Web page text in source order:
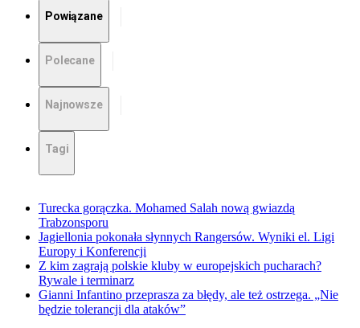
Powiązane
Polecane
Najnowsze
Tagi
Turecka gorączka. Mohamed Salah nową gwiazdą
Trabzonsporu
Jagiellonia pokonała słynnych Rangersów. Wyniki el. Ligi
Europy i Konferencji
Z kim zagrają polskie kluby w europejskich pucharach?
Rywale i terminarz
Gianni Infantino przeprasza za błędy, ale też ostrzega. „Nie
będzie tolerancji dla ataków”